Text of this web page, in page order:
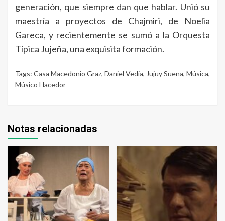
generación, que siempre dan que hablar. Unió su
maestría a proyectos de Chajmiri, de Noelia
Gareca, y recientemente se sumó a la Orquesta
Típica Jujeña, una exquisita formación.
Tags: Casa Macedonio Graz, Daniel Vedia, Jujuy Suena, Música,
Músico Hacedor
Notas relacionadas